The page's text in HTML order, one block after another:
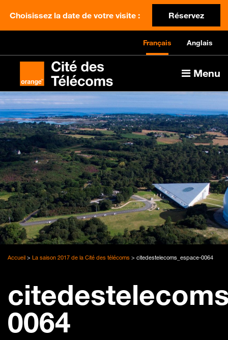
Choisissez la date de votre visite : Réservez
Français Anglais
Menu
Accueil > La saison 2017 de la Cité des télécoms > citedestelecoms_espace-0064
0064